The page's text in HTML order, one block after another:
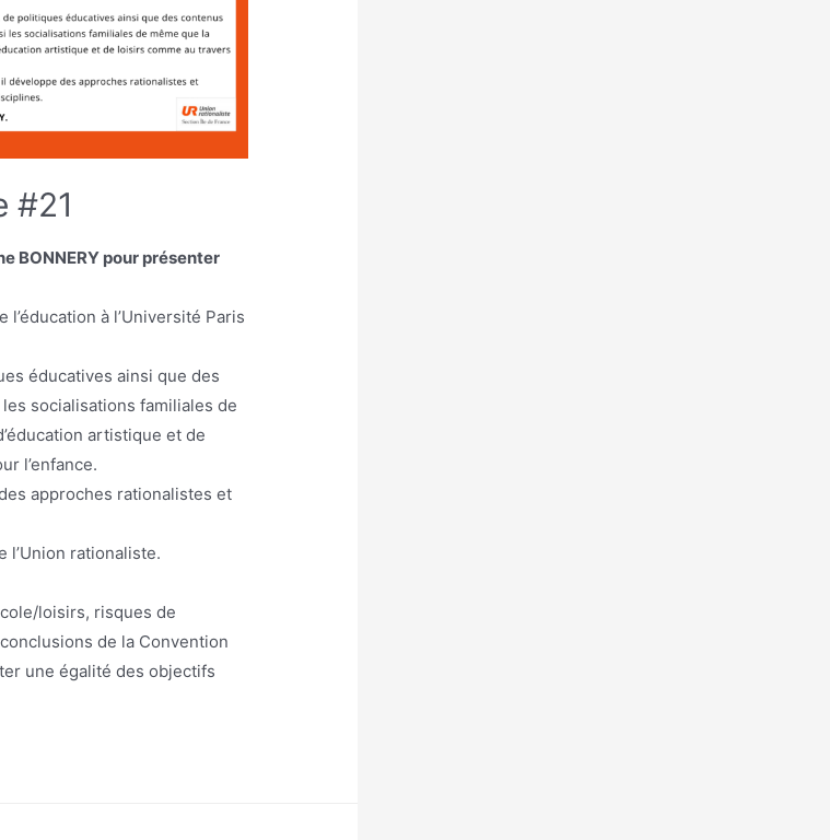
#21
BONNERY pour présenter
à l’Université Paris
éducatives ainsi que des
socialisations familiales de
artistique et de
l’enfance.
approches rationalistes et
l’Union rationaliste.
loisirs, risques de
de la Convention
une égalité des objectifs